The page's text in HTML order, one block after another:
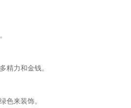
精力和金钱。
色来装饰。